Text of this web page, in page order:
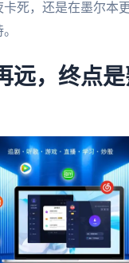
死，还是在墨尔本
远，终点